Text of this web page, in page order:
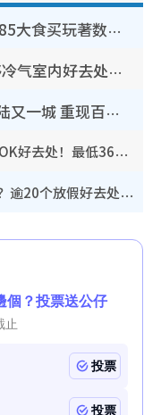
【8月生日优惠2026】全港85大食买玩著数攻略 自助餐/火锅放题同行免费＋诚品/DONKI送现金券
香港室内好去处︱逾35大够冷气室内好去处推荐 室内活动免费避雨无惧下雨
小熊维尼100周年快闪店登陆又一城 重现百亩森林经典场景／独家限定盲盒登场／专属DIY香水
KTV推荐2026︱全港13大卡拉OK好去处！最低36元起 日语歌都有！(附地址+收费详情)
假日好去处︱2026放假去哪好？逾20个放假好去处郊外/秘境 休闲半日或一日游